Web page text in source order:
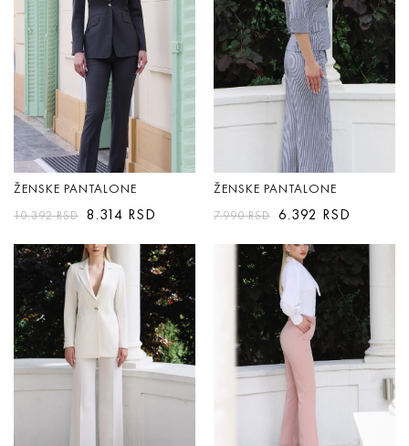
ŽENSKE PANTALONE
10.392RSD 8.314 RSD
ŽENSKE PANTALONE
7.990RSD 6.392 RSD